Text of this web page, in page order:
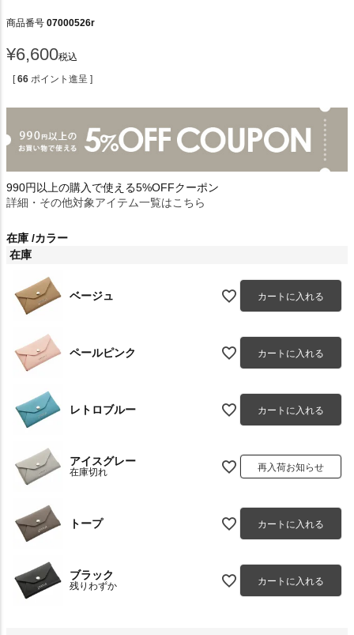
商品番号 07000526r
¥6,600税込
[ 66 ポイント進呈 ]
990円以上の購入で使える5%OFFクーポン
詳細・その他対象アイテム一覧はこちら
在庫 カラー
在庫
ベージュ カートに入れる
ペールピンク カートに入れる
レトロブルー カートに入れる
アイスグレー
在庫切れ 再入荷お知らせ
トープ カートに入れる
ブラック
残りわずか カートに入れる